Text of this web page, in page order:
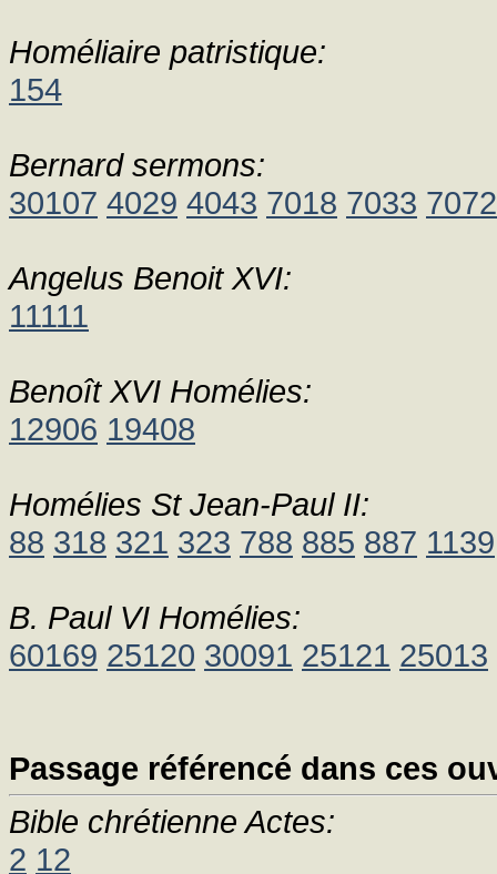
Homéliaire patristique:
154
Bernard sermons:
30107 4029 4043 7018 7033 7072
Angelus Benoit XVI:
11111
Benoît XVI Homélies:
12906 19408
Homélies St Jean-Paul II:
88 318 321 323 788 885 887 1139
B. Paul VI Homélies:
60169 25120 30091 25121 25013
Passage référencé dans ces
Bible chrétienne Actes:
2 12